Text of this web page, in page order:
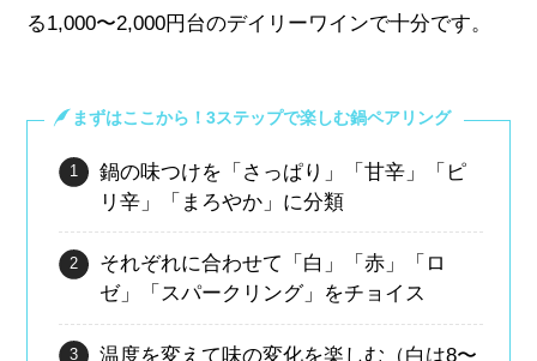
る1,000〜2,000円台のデイリーワインで十分です。
まずはここから！3ステップで楽しむ鍋ペアリング
鍋の味つけを「さっぱり」「甘辛」「ピ
リ辛」「まろやか」に分類
それぞれに合わせて「白」「赤」「ロ
ゼ」「スパークリング」をチョイス
温度を変えて味の変化を楽しむ（白は8〜